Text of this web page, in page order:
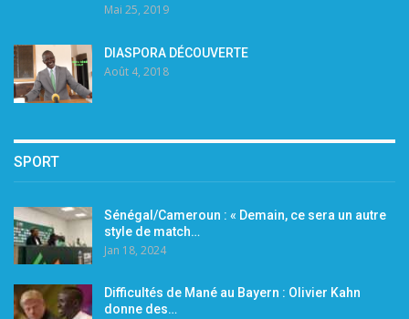
Mai 25, 2019
DIASPORA DÉCOUVERTE
Août 4, 2018
SPORT
Sénégal/Cameroun : « Demain, ce sera un autre
style de match…
Jan 18, 2024
Difficultés de Mané au Bayern : Olivier Kahn
donne des…